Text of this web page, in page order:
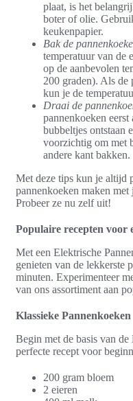
plaat, is het
boter of olie.
keukenpapier.
Bak de
temperatuur van de
op de aanbevolen
200 graden). Als de
kun je de
Draai de
pannenkoeken
bubbeltjes ontstaan
voorzichtig om met
andere kant bakken.
Met deze tips kun je altijd
pannenkoeken maken
Probeer ze nu zelf uit!
Populaire recepten voor
Met een Elektrische
genieten van de lekkerste
minuten. Experimenteer
van ons assortiment aan
Klassieke Pannenkoeken
Begin met de basis van
perfecte recept voor
200 gram bloem
2 eieren